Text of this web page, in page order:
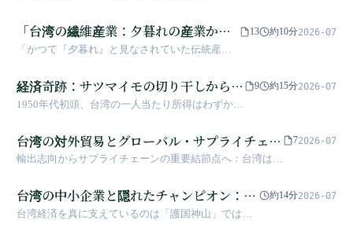
雄・岡山は、いま歴史的な岐路に立っていま
す。米国の232条に基づく50%の高関税と、EU
のCBAM炭素国境税という二重の打撃の下で、
オンたちは、半導体産業の脚光の陰で、しなや
かな転換の新たな章を書こうとしています。
「台湾の繊維産業：夕暮れの産業から
オリンピック機能服を支える隠れたチ
「かつて『夕暮れ』と見なされていた伝統産業
ガスを回収することで、2024年パリ五輪で世界
代表チームのサステナブルな戦闘服を支え、台
湾の製造業のレジリエンス（回復力）という物
13 約10分2026-07
経済奇跡：サツマイモの切り干しから
TSMCへ、二千万人が築いた逆転の物語
1950年代初頭、台湾の一人当たり所得はわずか百
サツマイモの切り干しに三割の白米を混ぜたもの
だった。四十年後、台湾の一人当たり所得は一万
ドルを突破し、「アジア四小龍」の一角に名を連
はなく、地券を機会に変えた土地改革だった——
その間には、毎日12時間働く女工たち、全財産を
9 約15分2026-07
台湾の対外貿易とグローバル・サプライチェー
ン
輸出志向からサプライチェーンの重要結節点へ：台湾はい
72026-07
台湾の中小企業と隠れたチャンピオン：
171万社の一見平凡な企業が支える経済の
台湾経済を真に支えているのは「護国神山」ではな
約14分2026-07